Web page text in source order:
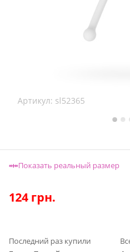
Артикул: sl52365
Показать реальный размер
124грн.
Последний раз купили